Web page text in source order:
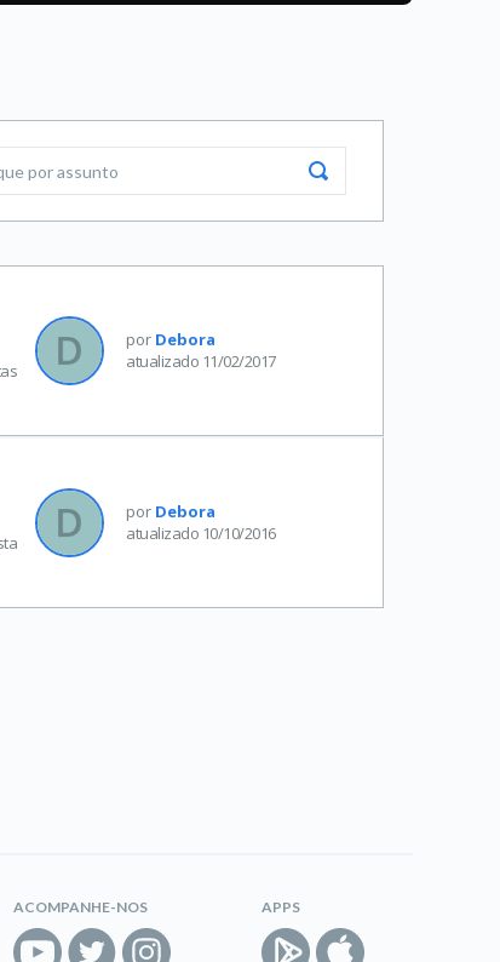
por Debora
atualizado 11/02/2017
por Debora
atualizado 10/10/2016
ACOMPANHE-NOS APPS